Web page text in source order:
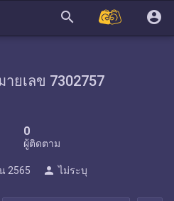
search account_circle
ยเลข 7302757
0
ผู้ติดตาม
2565 person ไม่ระบุ